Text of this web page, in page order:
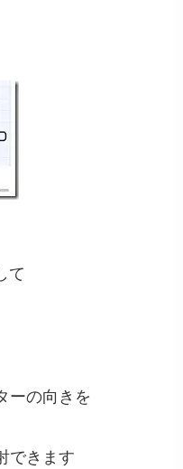
て
ーの向きを
できます